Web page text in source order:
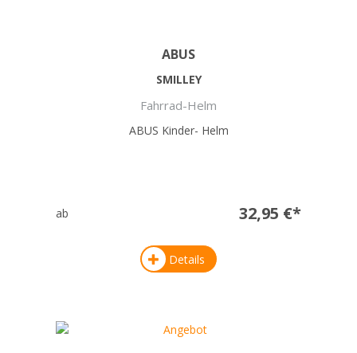
ABUS
SMILLEY
Fahrrad-Helm
ABUS Kinder- Helm
ab 32,95 €*
Details